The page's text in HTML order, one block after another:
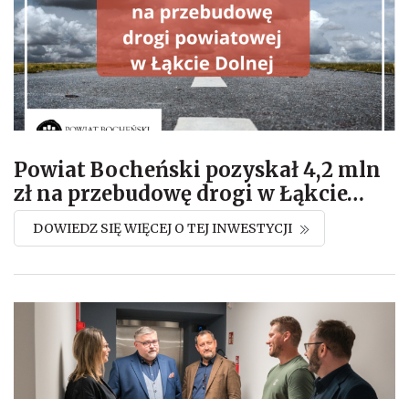
Powiat Bocheński pozyskał 4,2 mln
zł na przebudowę drogi w Łąkcie…
DOWIEDZ SIĘ WIĘCEJ O TEJ INWESTYCJI